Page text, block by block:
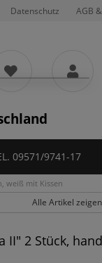
Datenschutz AGB
09571/9741-17
weiß mit Kissen
Alle Artikel
II" 2 Stück,